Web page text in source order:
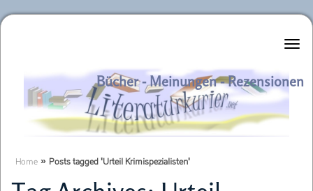
Literaturkurier.net
Bücher - Meinungen - Rezensionen
Home » Posts tagged 'Urteil Krimispezialisten'